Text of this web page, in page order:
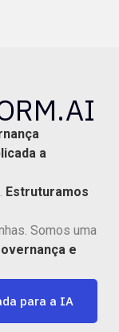
a
Estruturamos
Somos uma
e
para a IA